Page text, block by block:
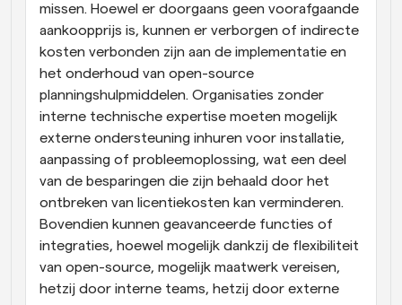
missen. Hoewel er doorgaans geen voorafgaande
aankoopprijs is, kunnen er verborgen of indirecte
kosten verbonden zijn aan de implementatie en
het onderhoud van open-source
planningshulpmiddelen. Organisaties zonder
interne technische expertise moeten mogelijk
externe ondersteuning inhuren voor installatie,
aanpassing of probleemoplossing, wat een deel
van de besparingen die zijn behaald door het
ontbreken van licentiekosten kan verminderen.
Bovendien kunnen geavanceerde functies of
integraties, hoewel mogelijk dankzij de flexibiliteit
van open-source, mogelijk maatwerk vereisen,
hetzij door interne teams, hetzij door externe